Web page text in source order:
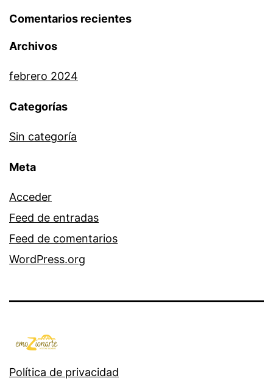
Comentarios recientes
Archivos
febrero 2024
Categorías
Sin categoría
Meta
Acceder
Feed de entradas
Feed de comentarios
WordPress.org
Política de privacidad